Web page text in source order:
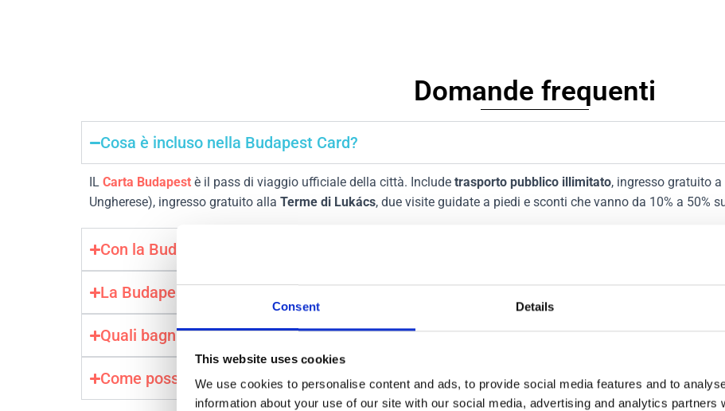
Consent Details
This website uses cookies
We use cookies to personalise content and ads, to provide social media features and to
information about your use of our site with our social media, advertising and analytics partners
Domande frequenti
Cosa è incluso nella Budapest Card?
IL Carta Budapest è il pass di viaggio ufficiale della città. Include trasporto pubblico illimitato, ingresso gratuito a
Ungherese), ingresso gratuito alla Terme di Lukács, due visite guidate a piedi e sconti che vanno da 10% a 50%
Con la Budapest Card il trasporto pubblico è gratuito?
La Budapest Card include il trasferimento da/per l'aeroporto?
Quali bagni termali sono inclusi gratuitamente con la tessera?
Come posso attivare la mia Budapest Card?